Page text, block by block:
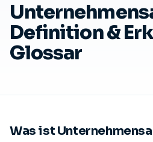
Definition &
Glossar
Was ist